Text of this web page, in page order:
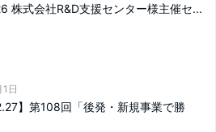
株式会社R&D支援センター様主催セ...
日
】第108回「後発・新規事業で勝